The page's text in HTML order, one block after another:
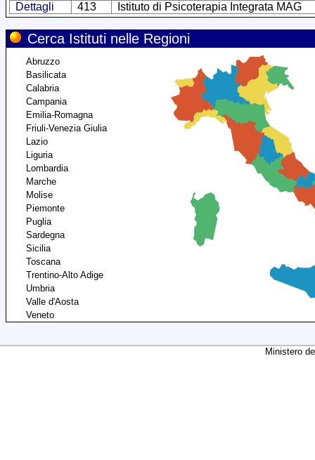
Dettagli
413 Istituto di Psicoterapia Integrata MAG
Cerca Istituti nelle Regioni
Abruzzo
Basilicata
Calabria
Campania
Emilia-Romagna
Friuli-Venezia Giulia
Lazio
Liguria
Lombardia
Marche
Molise
Piemonte
Puglia
Sardegna
Sicilia
Toscana
Trentino-Alto Adige
Umbria
Valle d'Aosta
Veneto
Ministero